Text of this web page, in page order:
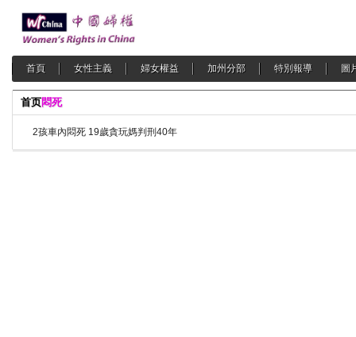
首頁 女性主義 婦女權益 加州分部 特別報導 圖
首页悶死
2孩車內悶死 19歲貪玩媽判刑40年